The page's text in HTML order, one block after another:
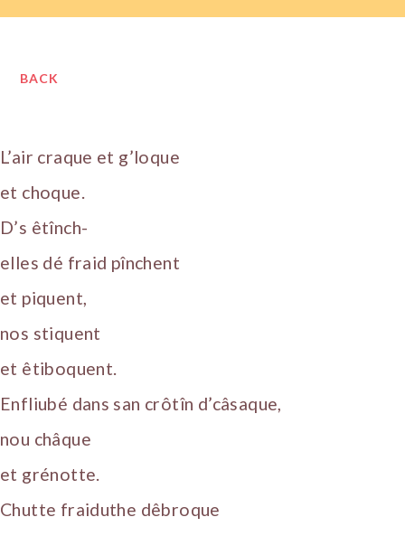
BACK
L’air craque et g’loque
et choque.
D’s êtînch-
elles dé fraid pînchent
et piquent,
nos stiquent
et êtiboquent.
Enfliubé dans san crôtîn d’câsaque,
nou châque
et grénotte.
Chutte fraiduthe dêbroque